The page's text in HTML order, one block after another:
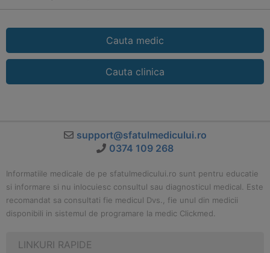
Cauta medic
Cauta clinica
support@sfatulmedicului.ro
0374 109 268
Informatiile medicale de pe sfatulmedicului.ro sunt pentru educatie
si informare si nu inlocuiesc consultul sau diagnosticul medical. Este
recomandat sa consultati fie medicul Dvs., fie unul din medicii
disponibili in sistemul de programare la medic Clickmed.
LINKURI RAPIDE